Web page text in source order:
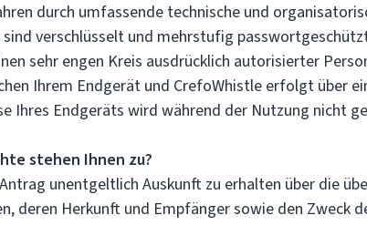
durch umfassende technische und
verschlüsselt und mehrstufig
sehr engen Kreis ausdrücklich autorisierter
Ihrem Endgerät und CrefoWhistle erfolgt über
Ihres Endgeräts wird während der Nutzung nicht
stehen Ihnen zu?
unentgeltlich Auskunft zu erhalten über die
deren Herkunft und Empfänger sowie den Zweck